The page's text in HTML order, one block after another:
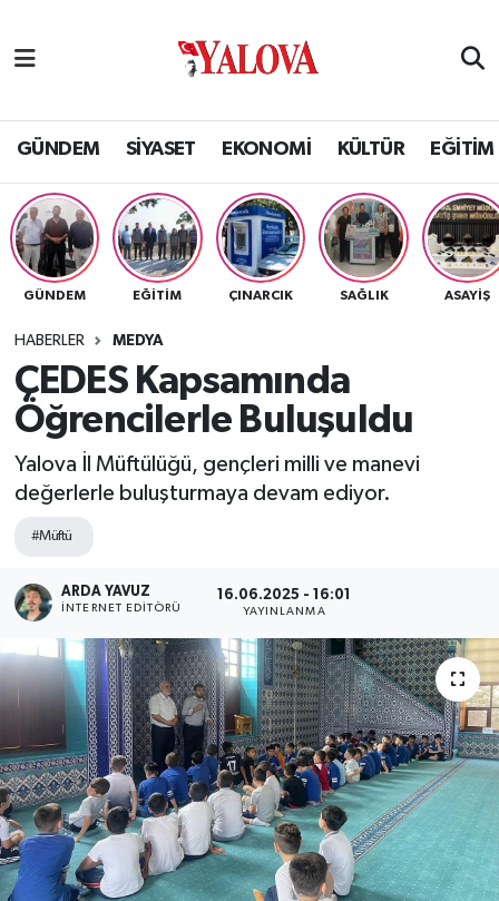
GÜNDEM SİYASET EKONOMİ KÜLTÜR EĞİTİM
GÜNDEM EĞİTİM ÇINARCIK SAĞLIK ASAYİŞ
HABERLER MEDYA
ÇEDES Kapsamında
Öğrencilerle Buluşuldu
Yalova İl Müftülüğü, gençleri milli ve manevi
değerlerle buluşturmaya devam ediyor.
#Müftü
ARDA YAVUZ
İNTERNET EDITÖRÜ
16.06.2025 - 16:01
YAYINLANMA
SİYASET
EKONOMİ
KÜLTÜR
BİLİM VE TEKNOLOJİ
ASAYİŞ
SAĞLIK
SPOR
ULUSAL
İLÇELERİMİZ
RESMİ İLAN
Yalova Nöbetçi Eczaneler
Yalova Hava Durumu
Yalova Namaz Vakitleri
Yalova Trafik Yoğunluk Haritası
Tüm Manşetler
Son Dakika Haberleri
Haber Arşivi